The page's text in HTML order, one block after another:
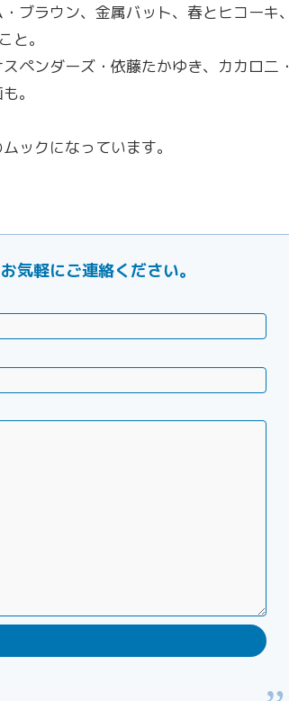
ブラウン、金属バット、春とヒコーキ、
と。
ペンダーズ・依藤たかゆき、カカロ二・
。
ックになっています。
軽にご連絡ください。